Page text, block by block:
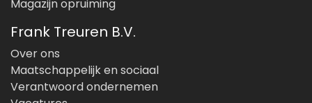
Magazijn opruiming
Frank Treuren B.V.
Over ons
Maatschappelijk en sociaal
Verantwoord ondernemen